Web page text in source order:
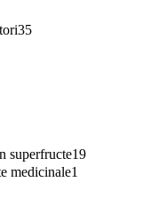
35
superfructe19
medicinale1